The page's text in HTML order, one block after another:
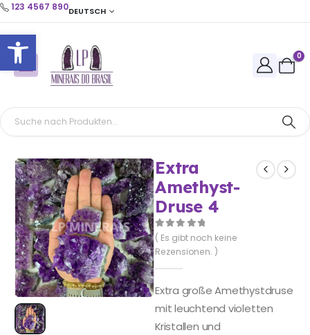
Open toolbar
123 4567 890DEUTSCH
0
Extra
Amethyst-
Druse 4
0out of 5
( Es gibt noch keine
Rezensionen. )
Extra große Amethystdruse
mit leuchtend violetten
Kristallen und